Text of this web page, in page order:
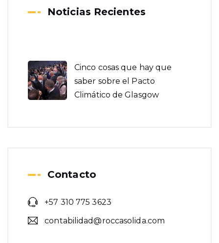
Noticias Recientes
Climático de Glasgow
Contacto
+57 310 775 3623
contabilidad@roccasolida.com